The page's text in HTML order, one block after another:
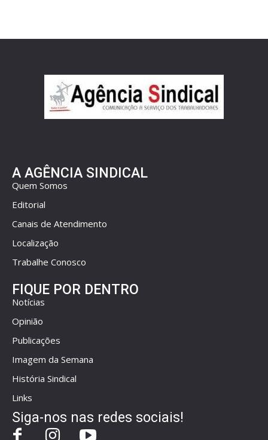
A AGÊNCIA SINDICAL
Quem Somos
Editorial
Canais de Atendimento
Localização
Trabalhe Conosco
FIQUE POR DENTRO
Notícias
Opinião
Publicações
Imagem da Semana
História Sindical
Links
Siga-nos nas redes sociais!